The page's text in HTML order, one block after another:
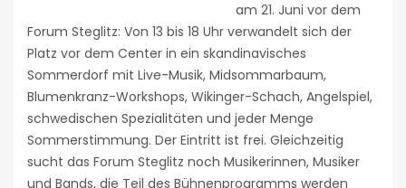
am 21. Juni vor dem
Forum Steglitz: Von 13 bis 18 Uhr verwandelt sich der
Platz vor dem Center in ein skandinavisches
Sommerdorf mit Live-Musik, Midsommarbaum,
Blumenkranz-Workshops, Wikinger-Schach, Angelspiel,
schwedischen Spezialitäten und jeder Menge
Sommerstimmung. Der Eintritt ist frei. Gleichzeitig
sucht das Forum Steglitz noch Musikerinnen, Musiker
und Bands, die Teil des Bühnenprogramms werden